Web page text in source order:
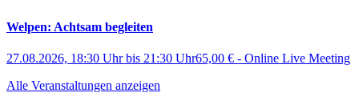
Welpen: Achtsam begleiten
27.08.2026, 18:30 Uhrbis 21:30 Uhr65,00 € - Online Live Meeting
Alle Veranstaltungen anzeigen